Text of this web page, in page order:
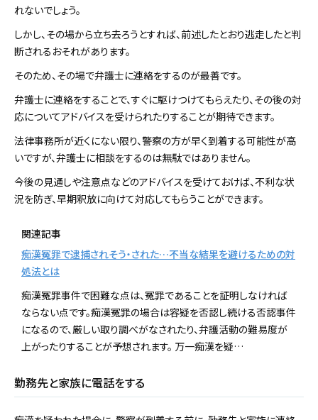
れないでしょう。
しかし、その場から立ち去ろうとすれば、前述したとおり逃走したと判
断されるおそれがあります。
そのため、その場で弁護士に連絡をするのが最善です。
弁護士に連絡をすることで、すぐに駆けつけてもらえたり、その後の対
応についてアドバイスを受けられたりすることが期待できます。
法律事務所が近くにない限り、警察の方が早く到着する可能性が高
いですが、弁護士に相談をするのは無駄ではありません。
今後の見通しや注意点などのアドバイスを受けておけば、不利な状
況を防ぎ、早期釈放に向けて対応してもらうことができます。
関連記事
痴漢冤罪で逮捕されそう・された…不当な結果を避けるための対
処法とは
痴漢冤罪事件で困難な点は、冤罪であることを証明しなければ
ならない点です。痴漢冤罪の場合は容疑を否認し続ける否認事件
になるので、厳しい取り調べがなされたり、弁護活動の難易度が
上がったりすることが予想されます。 万一痴漢を疑…
勤務先と家族に電話をする